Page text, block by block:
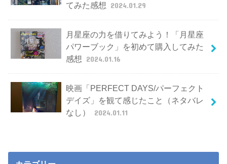
てみた感想 2024.01.29
月星座の力を借りてみよう！「月星座
パワーブック」を初めて購入してみた
感想 2024.01.16
映画「PERFECT DAYS/パーフェクト
デイズ」を観て感じたこと（ネタバレ
なし）
2024.01.11